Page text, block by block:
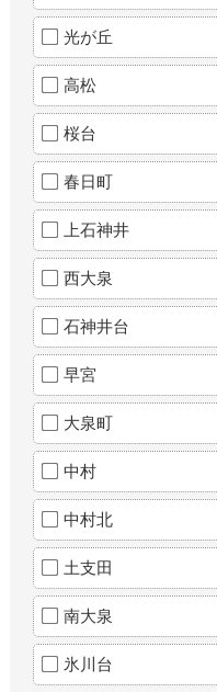
光が丘
高松
桜台
春日町
上石神井
西大泉
石神井台
早宮
大泉町
中村
中村北
土支田
南大泉
氷川台